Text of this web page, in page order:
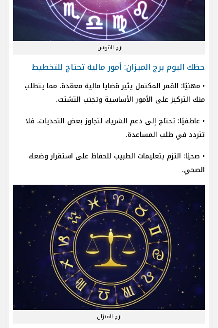
برج القوس
حظك اليوم برج الميزان: أمور مالية تحتاج للتخطيط
• مهنيًا: القمر المكتمل يثير قضايا مالية معقدة، مما يتطلب
منك التركيز على الأمور الأساسية وتجنب التشتت.
• عاطفيًا: تحتاج إلى دعم الشريك لتجاوز بعض التحديات، فلا
تتردد في طلب المساعدة.
• صحيًا: التزم بتعليمات الطبيب للحفاظ على استقرار وضعك
الصحي.
برج الميزان